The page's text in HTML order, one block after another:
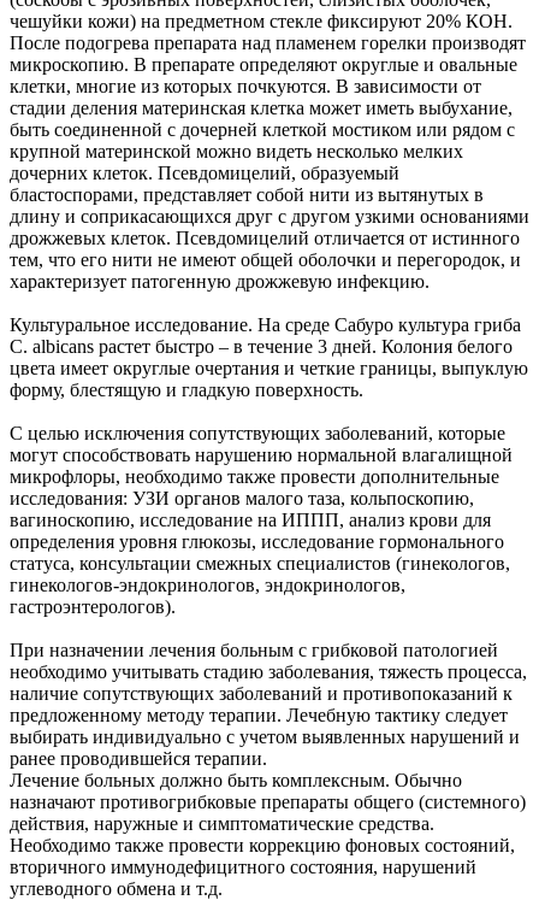
чешуйки кожи) на предметном стекле фиксируют 20% КОН.
После подогрева препарата над пламенем горелки производят
микроскопию. В препарате определяют округлые и овальные
клетки, многие из которых почкуются. В зависимости от
стадии деления материнская клетка может иметь выбухание,
быть соединенной с дочерней клеткой мостиком или рядом с
крупной материнской можно видеть несколько мелких
дочерних клеток. Псевдомицелий, образуемый
бластоспорами, представляет собой нити из вытянутых в
длину и соприкасающихся друг с другом узкими основаниями
дрожжевых клеток. Псевдомицелий отличается от истинного
тем, что его нити не имеют общей оболочки и перегородок, и
характеризует патогенную дрожжевую инфекцию.
Культуральное исследование. На среде Сабуро культура гриба
C. albicans растет быстро – в течение 3 дней. Колония белого
цвета имеет округлые очертания и четкие границы, выпуклую
форму, блестящую и гладкую поверхность.
С целью исключения сопутствующих заболеваний, которые
могут способствовать нарушению нормальной влагалищной
микрофлоры, необходимо также провести дополнительные
исследования: УЗИ органов малого таза, кольпоскопию,
вагиноскопию, исследование на ИППП, анализ крови для
определения уровня глюкозы, исследование гормонального
статуса, консультации смежных специалистов (гинекологов,
гинекологов-эндокринологов, эндокринологов,
гастроэнтерологов).
При назначении лечения больным с грибковой патологией
необходимо учитывать стадию заболевания, тяжесть процесса,
наличие сопутствующих заболеваний и противопоказаний к
предложенному методу терапии. Лечебную тактику следует
выбирать индивидуально с учетом выявленных нарушений и
ранее проводившейся терапии.
Лечение больных должно быть комплексным. Обычно
назначают противогрибковые препараты общего (системного)
действия, наружные и симптоматические средства.
Необходимо также провести коррекцию фоновых состояний,
вторичного иммунодефицитного состояния, нарушений
углеводного обмена и т.д.